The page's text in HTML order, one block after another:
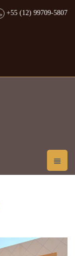
+55 (12) 99709-5807